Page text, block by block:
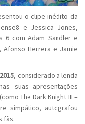
o clipe inédito da
e Jessica Jones,
6 com Adam Sandler e
Afonso Herrera e Jamie
, considerado a lenda
suas apresentações
The Dark Knight III –
simpático, autografou
fãs.